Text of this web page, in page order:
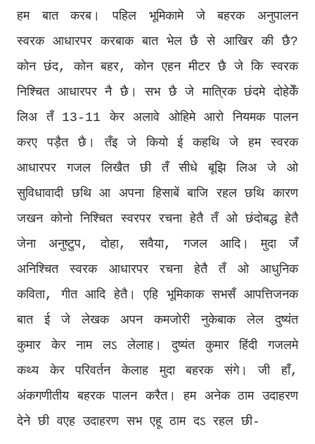
हम बात करब। पहिल भूमिकामे जे बहरक अनुपालन
स्वरक आधारपर करबाक बात भेल छै से आखिर की छै?
कोन छंद, कोन बहर, कोन एहन मीटर छै जे कि स्वरक
निश्चित आधारपर नै छै। सभ छै जे मात्रिक छंदमे दोहेकेँ
लिअ तँ 13-11 केर अलावे ओहिमे आरो नियमक पालन
करए पड़ैत छै। तँइ जे कियो ई कहथि जे हम स्वरक
आधारपर गजल लिखैत छी तँ सीधे बूझि लिअ जे ओ
सुविधावादी छथि आ अपना हिसाबें बाजि रहल छथि कारण
जखन कोनो निश्चित स्वरपर रचना हेतै तँ ओ छंदोबद्ध हेतै
जेना अनुष्टुप, दोहा, सवैया, गजल आदि। मुदा जँ
अनिश्चित स्वरक आधारपर रचना हेतै तँ ओ आधुनिक
कविता, गीत आदि हेतै। एहि भूमिकाक सभसँ आपत्तिजनक
बात ई जे लेखक अपन कमजोरी नुकेबाक लेल दुष्यंत
कुमार केर नाम लऽ लेलाह। दुष्यंत कुमार हिंदी गजलमे
कथ्य केर परिवर्तन केलाह मुदा बहरक संगे। जी हाँ,
अंकगणीतीय बहरक पालन करैत। हम अनेक ठाम उदाहरण
देने छी वएह उदाहरण सभ एहू ठाम दऽ रहल छी-